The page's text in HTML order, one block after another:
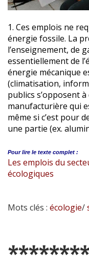
1. Ces emplois ne
énergie fossile. La
l’enseignement, de
essentiellement de
énergie mécanique
(climatisation,
publics s’opposent
manufacturière qui
même si c’est pour
une partie (ex.
Pour lire le texte complet :
Les emplois du
écologiques
Mots clés : écologie/